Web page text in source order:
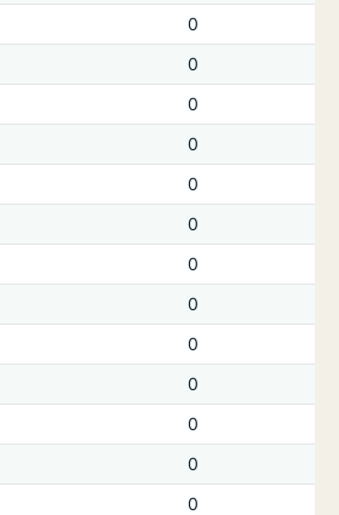
0
0
0
0
0
0
0
0
0
0
0
0
0